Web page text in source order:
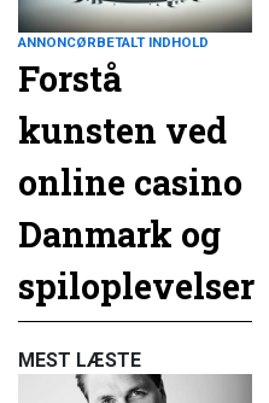
ANNONCØRBETALT INDHOLD
Forstå
kunsten ved
online casino
Danmark og
spiloplevelser
MEST LÆSTE